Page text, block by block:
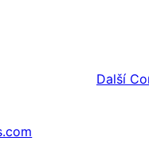
Další